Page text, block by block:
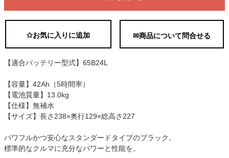
✩お気に入りに追加 ✉商品について問合せる
【適合バッテリー型式】65B24L
【容量】42Ah（5時間率）
【電池質量】13.0kg
【仕様】無補水
【サイズ】長さ238×奥行129×総高さ227
パワフルかつ安心なスタンダードタイプのブラック。
標準的なクルマに充分なパワーと性能を。